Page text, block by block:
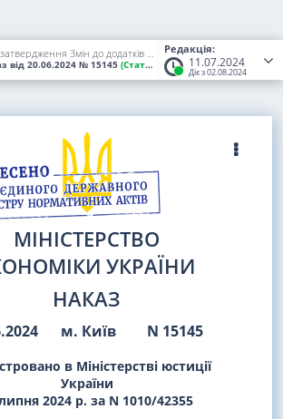
Редакція:
11.07.2024
Діє з 02.08.2024
Про затвердження Змін до додатків до Акта, складеного за результатами проведення планового (позапланового) заходу державного нагляду (контролю) щодо додержання вимог законодавства у сферах охорони праці, промислової безпеки, гігієни праці, поводження з вибуховими матеріалами промислового призначення, праці, зайнятості населення, зайнятості та працевлаштування осіб з інвалідністю, здійснення державного гірничого нагляду
від 20.06.2024 № 15145 (Статус: Чинний)
МІНІСТЕРСТВО
УКРАЇНИ
НАКАЗ
м. Київ N 15145
в Міністерстві юстиції
України
2024 р. за N 1010/42355